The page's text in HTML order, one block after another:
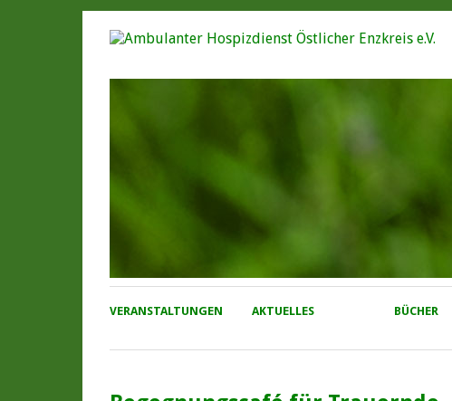
VERANSTALTUNGEN AKTUELLES BÜCHER